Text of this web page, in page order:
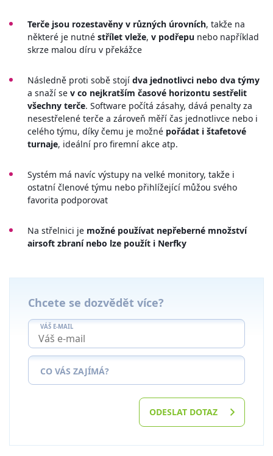
Terče jsou rozestavěny v různých úrovních, takže na
některé je nutné střílet vleže, v podřepu nebo například
skrze malou díru v překážce
Následně proti sobě stojí dva jednotlivci nebo dva týmy
a snaží se v co nejkratším časové horizontu sestřelit
všechny terče. Software počítá zásahy, dává penalty za
nesestřelené terče a zároveň měří čas jednotlivce nebo i
celého týmu, díky čemu je možné pořádat i štafetové
turnaje, ideální pro firemní akce atp.
Systém má navíc výstupy na velké monitory, takže i
ostatní členové týmu nebo přihlížející můžou svého
favorita podporovat
Na střelnici je možné používat nepřeberné množství
airsoft zbraní nebo lze použít i Nerfky
Chcete se dozvědět více?
VÁŠ E-MAIL
CO VÁS ZAJÍMÁ?
ODESLAT DOTAZ